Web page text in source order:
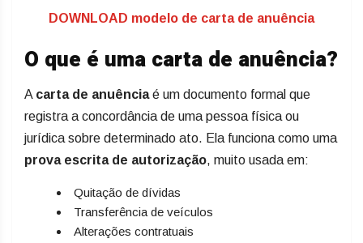
DOWNLOAD modelo de carta de anuência
O que é uma carta de anuência?
A carta de anuênciaé um documento formal que
registra a concordância de uma pessoa física ou
jurídica sobre determinado ato. Ela funciona como uma
prova escrita de autorização, muito usada em:
Quitação de dívidas
Transferência de veículos
Alterações contratuais